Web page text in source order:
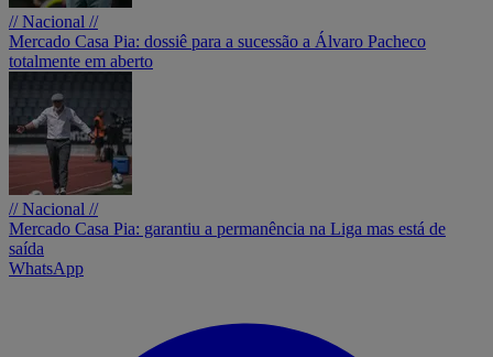
// Nacional //
Mercado Casa Pia: dossiê para a sucessão a Álvaro Pacheco
totalmente em aberto
// Nacional //
Mercado Casa Pia: garantiu a permanência na Liga mas está de
saída
WhatsApp